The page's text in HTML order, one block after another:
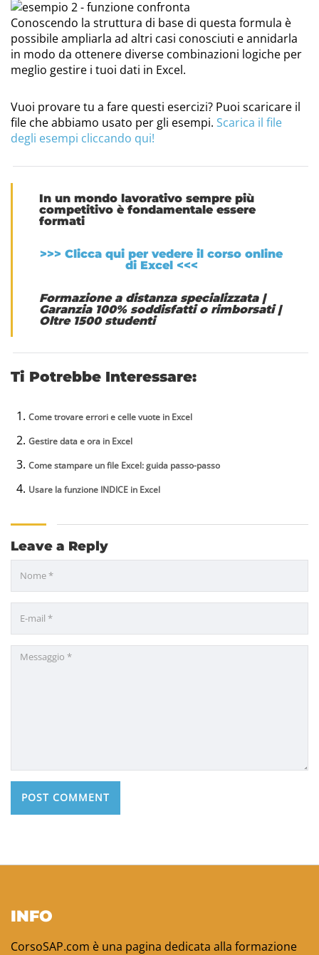
Conoscendo la struttura di base di questa formula è
possibile ampliarla ad altri casi conosciuti e annidarla
in modo da ottenere diverse combinazioni logiche per
meglio gestire i tuoi dati in Excel.
Vuoi provare tu a fare questi esercizi? Puoi scaricare il
file che abbiamo usato per gli esempi. Scarica il file
degli esempi cliccando qui!
In un mondo lavorativo sempre più
competitivo è fondamentale essere
formati
>>> Clicca qui per vedere il corso online
di Excel <<<
Formazione a distanza specializzata |
Garanzia 100% soddisfatti o rimborsati|
Oltre 1500 studenti
Ti Potrebbe Interessare:
Come trovare errori e celle vuote in Excel
Gestire data e ora in Excel
Come stampare un file Excel: guida passo-passo
Usare la funzione INDICE in Excel
Leave a Reply
INFO
CorsoSAP.com è una pagina dedicata alla formazione